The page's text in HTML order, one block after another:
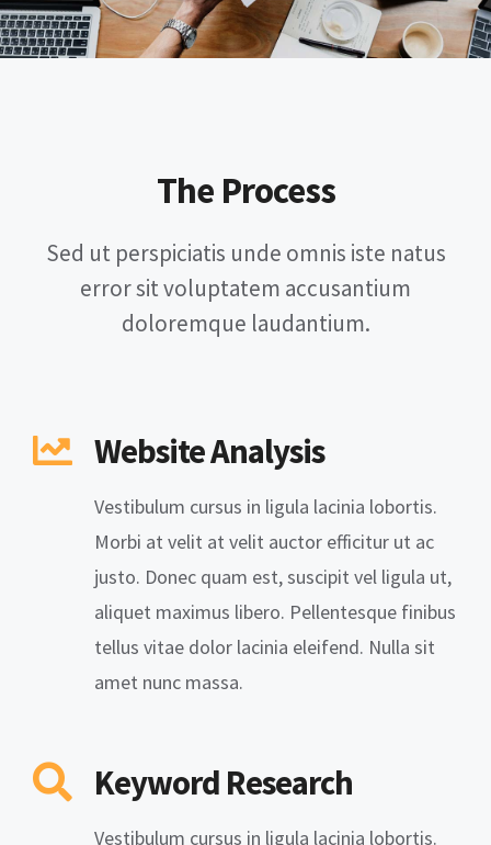
The Process
Sed ut perspiciatis unde omnis iste natus
error sit voluptatem accusantium
doloremque laudantium.
Website Analysis
Vestibulum cursus in ligula lacinia lobortis.
Morbi at velit at velit auctor efficitur ut ac
justo. Donec quam est, suscipit vel ligula ut,
aliquet maximus libero. Pellentesque finibus
tellus vitae dolor lacinia eleifend. Nulla sit
amet nunc massa.
Keyword Research
Vestibulum cursus in ligula lacinia lobortis.